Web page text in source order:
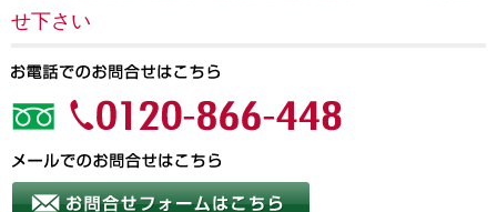
せ下さい